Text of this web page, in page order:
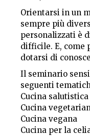
Orientarsi in un
sempre più
personalizzati è
difficile. E, come
dotarsi di
Il seminario
seguenti
Cucina salutistica
Cucina
Cucina vegana
Cucina per la